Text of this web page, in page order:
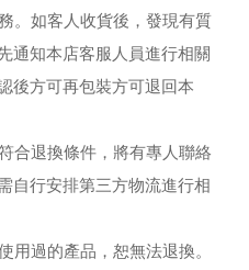
。如客人收貨後，發現有質
通知本店客服人員進行相關
後方可再包裝方可退回本
合退換條件，將有專人聯絡
自行安排第三方物流進行相
用過的產品，恕無法退換。